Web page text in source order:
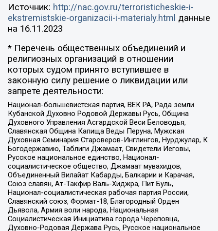
Источник: http://nac.gov.ru/terroristicheskie-i-
ekstremistskie-organizacii-i-materialy.html данные
на 16.11.2023
* Перечень общественных объединений и
религиозных организаций в отношении
которых судом принято вступившее в
законную силу решение о ликвидации или
запрете деятельности:
Национал-большевистская партия, ВЕК РА, Рада земли
Кубанской Духовно Родовой Державы Русь, Община
Духовного Управления Асгардской Веси Беловодья,
Славянская Община Капища Веды Перуна, Мужская
Духовная Семинария Староверов-Инглингов, Нурджулар, К
Богодержавию, Таблиги Джамаат, Свидетели Иеговы,
Русское национальное единство, Национал-
социалистическое общество, Джамаат мувахидов,
Объединенный Вилайат Кабарды, Балкарии и Карачая,
Союз славян, Ат-Такфир Валь-Хиджра, Пит Буль,
Национал-социалистическая рабочая партия России,
Славянский союз, Формат-18, Благородный Орден
Дьявола, Армия воли народа, Национальная
Социалистическая Инициатива города Череповца,
Духовно-Родовая Держава Русь, Русское национальное